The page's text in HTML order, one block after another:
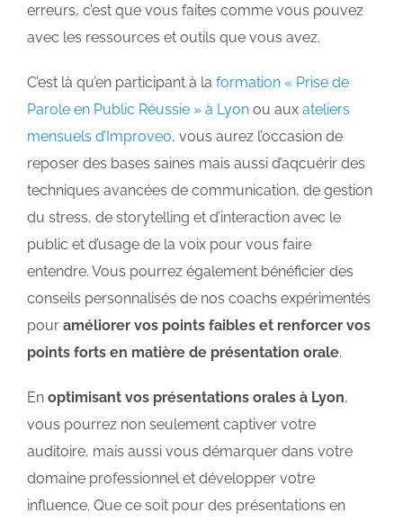
erreurs, c’est que vous faites comme vous pouvez
avec les ressources et outils que vous avez.
C’est là qu’en participant à la formation « Prise de
Parole en Public Réussie » à Lyon ou aux ateliers
mensuels d’Improveo, vous aurez l’occasion de
reposer des bases saines mais aussi d’aqcuérir des
techniques avancées de communication, de gestion
du stress, de storytelling et d’interaction avec le
public et d’usage de la voix pour vous faire
entendre. Vous pourrez également bénéficier des
conseils personnalisés de nos coachs expérimentés
pour améliorer vos points faibles et renforcer vos
points forts en matière de présentation orale.
En optimisant vos présentations orales à Lyon,
vous pourrez non seulement captiver votre
auditoire, mais aussi vous démarquer dans votre
domaine professionnel et développer votre
influence. Que ce soit pour des présentations en